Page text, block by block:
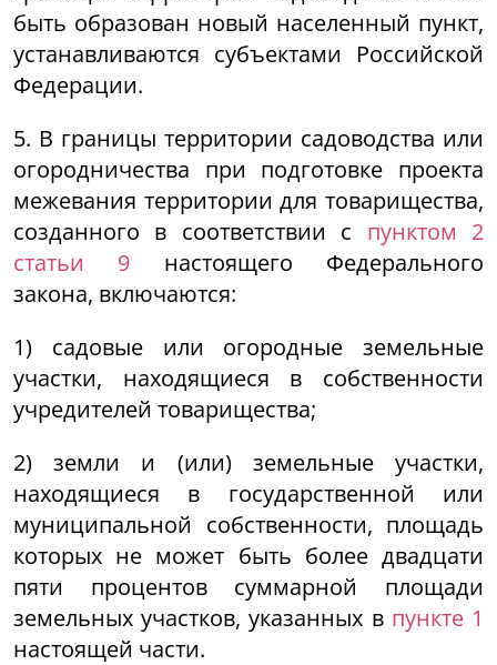
быть образован новый населенный пункт,
устанавливаются субъектами Российской
Федерации.
5. В границы территории садоводства или
огородничества при подготовке проекта
межевания территории для товарищества,
созданного в соответствии с пунктом 2
статьи 9 настоящего Федерального
закона, включаются:
1) садовые или огородные земельные
участки, находящиеся в собственности
учредителей товарищества;
2) земли и (или) земельные участки,
находящиеся в государственной или
муниципальной собственности, площадь
которых не может быть более двадцати
пяти процентов суммарной площади
земельных участков, указанных в пункте 1
настоящей части.